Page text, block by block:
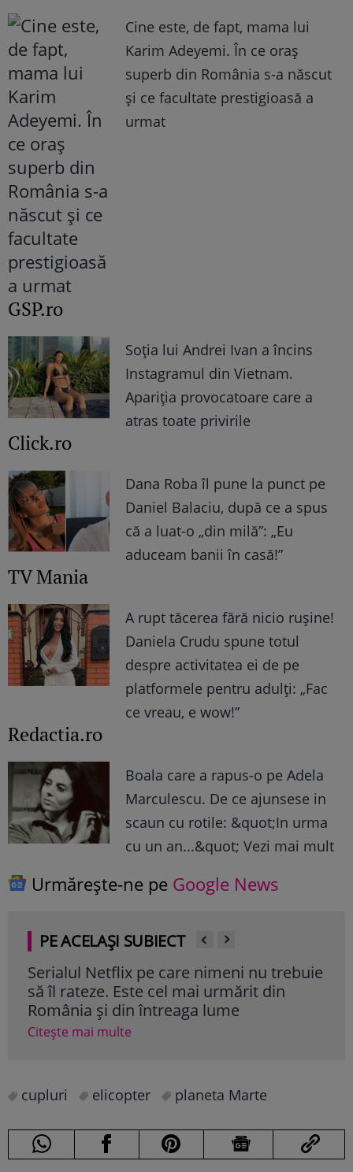
Cine este, de fapt, mama lui
Karim Adeyemi. În ce oraș
superb din România s-a născut
și ce facultate prestigioasă a
urmat
GSP.ro
Soția lui Andrei Ivan a încins
Instagramul din Vietnam.
Apariția provocatoare care a
atras toate privirile
Click.ro
Dana Roba îl pune la punct pe
Daniel Balaciu, după ce a spus
că a luat-o „din milă”: „Eu
aduceam banii în casă!”
TV Mania
A rupt tăcerea fără nicio rușine!
Daniela Crudu spune totul
despre activitatea ei de pe
platformele pentru adulți: „Fac
ce vreau, e wow!”
Redactia.ro
Boala care a rapus-o pe Adela
Marculescu. De ce ajunsese in
scaun cu rotile: &quot;In urma
cu un an...&quot; Vezi mai mult
Urmărește-ne pe Google News
PE ACELAȘI SUBIECT
Serialul Netflix pe care nimeni nu trebuie
să îl rateze. Este cel mai urmărit din
România și din întreaga lume
Citește mai multe
cupluri elicopter planeta Marte